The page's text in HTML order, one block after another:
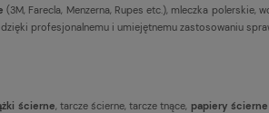
(3M, Farecla, Menzerna, Rupes etc.), mleczka
profesjonalnemu i umiejętnemu zastosowaniu
ścierne , tarcze ścierne, tarcze tnące, papiery ścierne